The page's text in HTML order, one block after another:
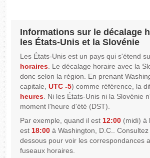
Informations sur le décalage
les États-Unis et la Slovénie
Les États-Unis est un pays qui s'étend
horaires. Le décalage horaire avec la
donc selon la région. En prenant
capitale,UTC -5) comme référence, la
heures. Ni les États-Unis ni la Slovénie
moment l'heure d'été (DST).
Par exemple, quand il est12:00 (midi) à
est18:00 à Washington, D.C..
dessous pour voir les correspondances
fuseaux horaires.